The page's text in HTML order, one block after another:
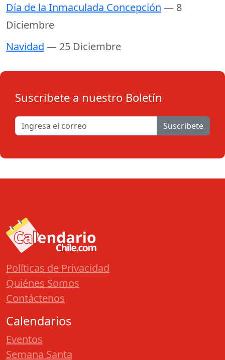
Día de la Inmaculada Concepción — 8
Diciembre
Navidad — 25 Diciembre
Suscribete a nuestro Boletín
Suscribete
Políticas de Privacidad
Quiénes Somos
Contáctenos
Calendarios
Eventos
Semana Santa